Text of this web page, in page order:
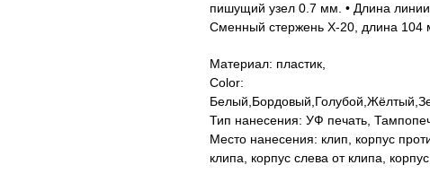
пишущий узел 0.7 мм. • Длина
Сменный стержень X-20, длина 104
Материал: пластик,
Color:
Тип нанесения: УФ печать,
Место нанесения: клип, корпус
клипа, корпус слева от клипа,